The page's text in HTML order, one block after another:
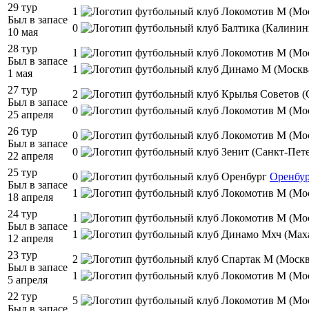
29 тур
Был в запасе
10 мая
1
0
28 тур
Был в запасе
1 мая
1
1
27 тур
Был в запасе
25 апреля
2
0
26 тур
Был в запасе
22 апреля
0
0
25 тур
Был в запасе
18 апреля
0
1
24 тур
Был в запасе
12 апреля
1
1
23 тур
Был в запасе
5 апреля
2
1
22 тур
Был в запасе
5